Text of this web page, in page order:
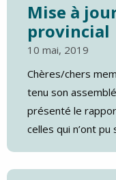
Mise à
provincial
10 mai, 2019
Chères/chers
tenu son
présenté le
celles qui n’ont pu